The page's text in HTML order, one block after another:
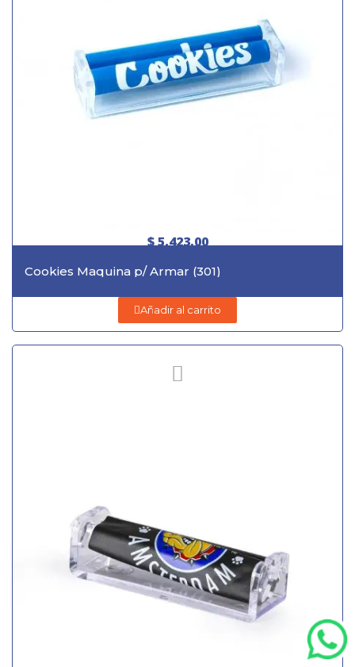
$ 5.423,00
Cookies Maquina p/ Armar (301)
Añadir al carrito